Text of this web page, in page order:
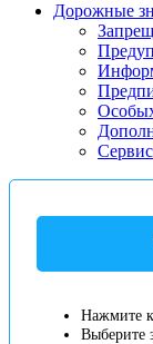
Дорожные
Нажмите
Выберите